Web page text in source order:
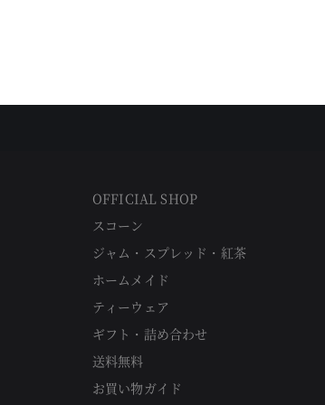
OFFICIAL SHOP
スコーン
ジャム・スプレッド・紅茶
ホームメイド
ティーウェア
ギフト・詰め合わせ
送料無料
お買い物ガイド